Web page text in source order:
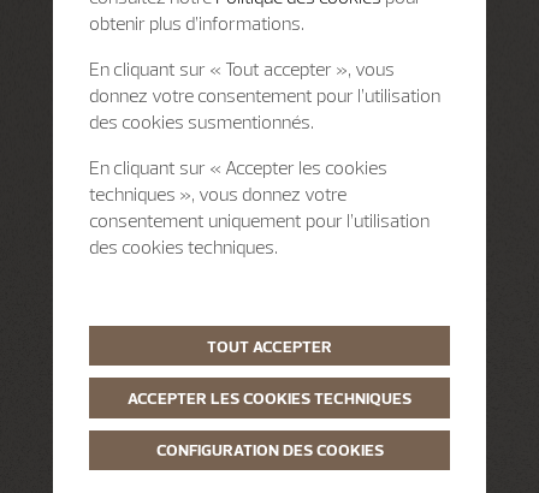
obtenir plus d’informations.
En cliquant sur « Tout accepter », vous
donnez votre consentement pour l’utilisation
des cookies susmentionnés.
En cliquant sur « Accepter les cookies
techniques », vous donnez votre
consentement uniquement pour l’utilisation
des cookies techniques.
TOUT ACCEPTER
ACCEPTER LES COOKIES TECHNIQUES
CONFIGURATION DES COOKIES